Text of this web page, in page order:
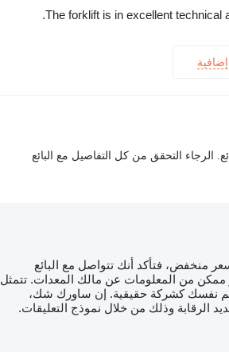
The forklift is in excellent technical
الرجاء التحقق من كل التفاصيل مع البائع
منخفض، فتأكد أنك تتواصل مع البائع
من المعلومات عن مالك المعدات. تتمثل
نفسك كشركة حقيقية. إن ساورك شك،
الرقابة وذلك من خلال نموذج التعليقات.